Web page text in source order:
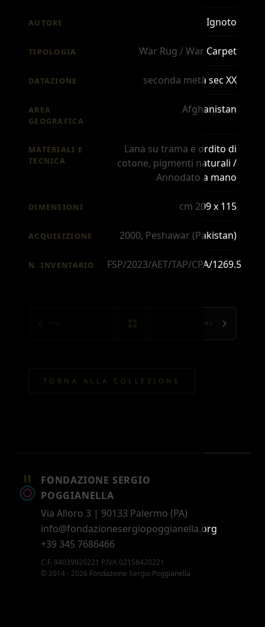
AUTORE Ignoto
TIPOLOGIA War Rug / War Carpet
DATAZIONE seconda metà sec XX
AREA
GEOGRAFICA
Afghanistan
MATERIALI E
TECNICA
Lana su trama e ordito di
cotone, pigmenti naturali /
Annodato a mano
DIMENSIONI cm 209 x 115
ACQUISIZIONE 2000, Peshawar (Pakistan)
N. INVENTARIO FSP/2023/AET/TAP/CPA/1269.5
SUCC.
TORNA ALLA COLLEZIONE
FONDAZIONE SERGIO
POGGIANELLA
Via Alloro 3 | 90133 Palermo (PA)
info@fondazionesergiopoggianella.org
+39 345 7686466
C.F. 94039920221 P.IVA 02158420221
© 2014 - 2026 Fondazione Sergio Poggianella